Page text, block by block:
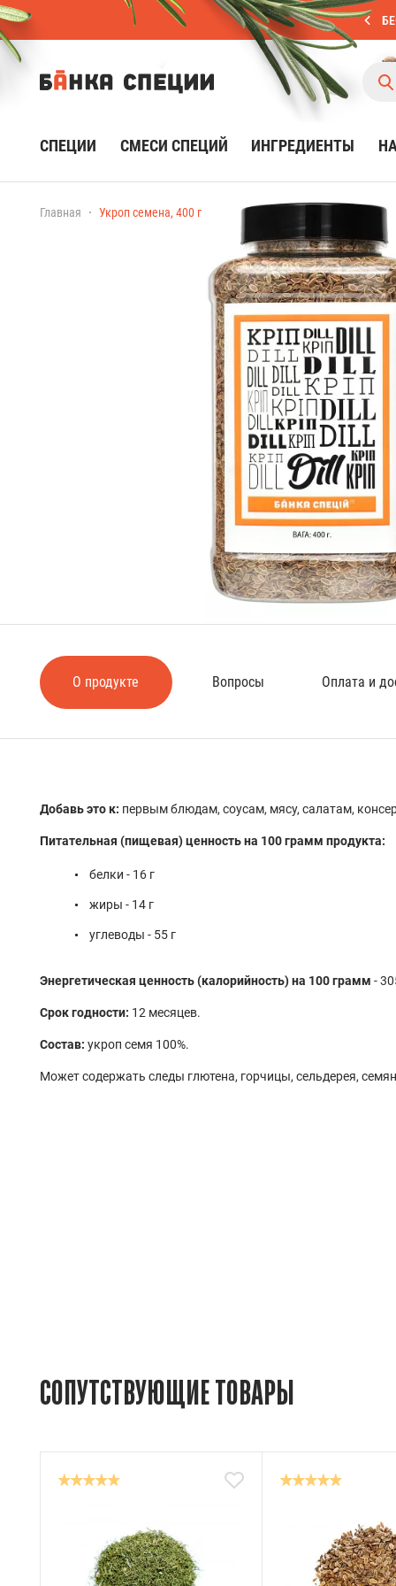
СПЕЦИИ СМЕСИ СПЕЦИЙ ИНГРЕДИЕНТЫ
Главная Укроп семена, 400 г
О продукте Вопросы Оплата и
Добавь это к: первым блюдам, соусам, мясу, салатам,
Питательная (пищевая) ценность на 100 грамм продукта:
белки - 16 г
жиры - 14 г
углеводы - 55 г
Энергетическая ценность (калорийность) на 100 грамм -
Срок годности: 12 месяцев.
Состав: укроп семя 100%.
Может содержать следы глютена, горчицы, сельдерея,
СОПУТСТВУЮЩИЕ ТОВАРЫ